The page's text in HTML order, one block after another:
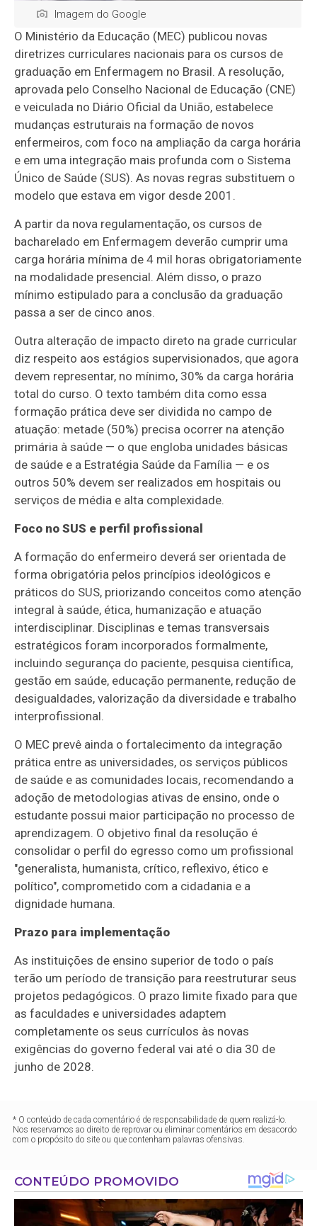
Imagem do Google
O Ministério da Educação (MEC) publicou novas
diretrizes curriculares nacionais para os cursos de
graduação em Enfermagem no Brasil. A resolução,
aprovada pelo Conselho Nacional de Educação (CNE)
e veiculada no Diário Oficial da União, estabelece
mudanças estruturais na formação de novos
enfermeiros, com foco na ampliação da carga horária
e em uma integração mais profunda com o Sistema
Único de Saúde (SUS). As novas regras substituem o
modelo que estava em vigor desde 2001.
A partir da nova regulamentação, os cursos de
bacharelado em Enfermagem deverão cumprir uma
carga horária mínima de 4 mil horas obrigatoriamente
na modalidade presencial. Além disso, o prazo
mínimo estipulado para a conclusão da graduação
passa a ser de cinco anos.
Outra alteração de impacto direto na grade curricular
diz respeito aos estágios supervisionados, que agora
devem representar, no mínimo, 30% da carga horária
total do curso. O texto também dita como essa
formação prática deve ser dividida no campo de
atuação: metade (50%) precisa ocorrer na atenção
primária à saúde — o que engloba unidades básicas
de saúde e a Estratégia Saúde da Família — e os
outros 50% devem ser realizados em hospitais ou
serviços de média e alta complexidade.
Foco no SUS e perfil profissional
A formação do enfermeiro deverá ser orientada de
forma obrigatória pelos princípios ideológicos e
práticos do SUS, priorizando conceitos como atenção
integral à saúde, ética, humanização e atuação
interdisciplinar. Disciplinas e temas transversais
estratégicos foram incorporados formalmente,
incluindo segurança do paciente, pesquisa científica,
gestão em saúde, educação permanente, redução de
desigualdades, valorização da diversidade e trabalho
interprofissional.
O MEC prevê ainda o fortalecimento da integração
prática entre as universidades, os serviços públicos
de saúde e as comunidades locais, recomendando a
adoção de metodologias ativas de ensino, onde o
estudante possui maior participação no processo de
aprendizagem. O objetivo final da resolução é
consolidar o perfil do egresso como um profissional
"generalista, humanista, crítico, reflexivo, ético e
político", comprometido com a cidadania e a
dignidade humana.
Prazo para implementação
As instituições de ensino superior de todo o país
terão um período de transição para reestruturar seus
projetos pedagógicos. O prazo limite fixado para que
as faculdades e universidades adaptem
completamente os seus currículos às novas
exigências do governo federal vai até o dia 30 de
junho de 2028.
* O conteúdo de cada comentário é de responsabilidade de quem realizá-lo.
Nos reservamos ao direito de reprovar ou eliminar comentários em desacordo
com o propósito do site ou que contenham palavras ofensivas.